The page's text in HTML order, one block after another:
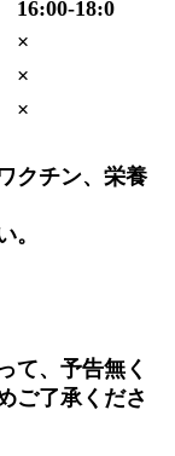
16:00-18:0
×
×
×
クチン、栄養
。
て、予告無く
ご了承くださ